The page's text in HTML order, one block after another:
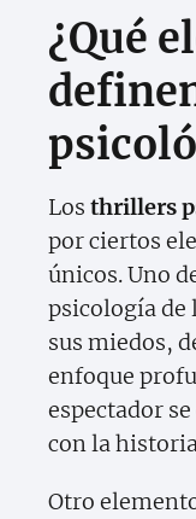
¿Qué
Los thrillers
por ciertos
únicos. Uno
psicología de
sus miedos,
enfoque
espectador
con la
Otro